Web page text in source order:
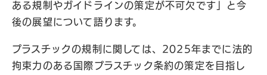
ある規制やガイドラインの策定が不可欠です」と今
後の展望について語ります。
プラスチックの規制に関しては、2025年までに法的
拘束力のある国際プラスチック条約の策定を目指し